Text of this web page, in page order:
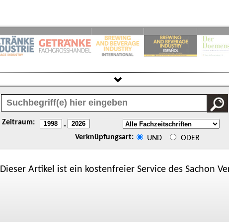
Zeitraum: -
Verknüpfungsart: UND ODER
Dieser Artikel ist ein kostenfreier Service des Sachon